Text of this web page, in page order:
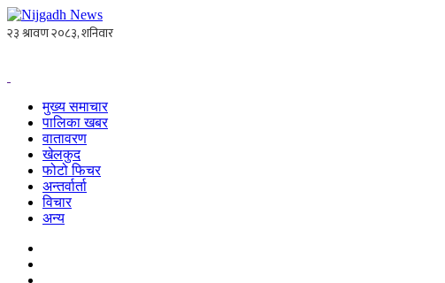
मुख्य समाचार
पालिका खबर
वातावरण
खेलकुद
फोटो फिचर
अन्तर्वार्ता
विचार
अन्य